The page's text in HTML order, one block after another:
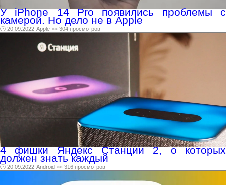
У iPhone 14 Pro появились проблемы с
камерой. Но дело не в Apple
🕑 20.09.2022 Apple 👀 304 просмотров
4 фишки Яндекс Станции 2, о которых
должен знать каждый
🕑 20.09.2022 Android 👀 316 просмотров